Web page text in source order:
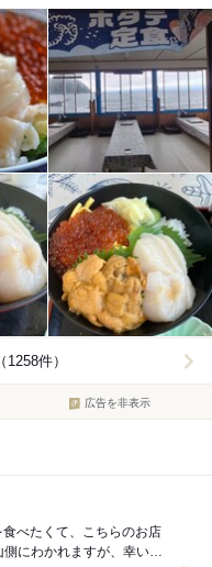
件）
広告を非表示
べたくて、こちらのお店